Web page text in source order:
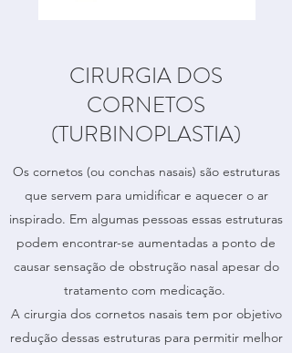
CIRURGIA DOS
CORNETOS
(TURBINOPLASTIA)
Os cornetos (ou conchas nasais) são estruturas
que servem para umidificar e aquecer o ar
inspirado. Em algumas pessoas essas estruturas
podem encontrar-se aumentadas a ponto de
causar sensação de obstrução nasal apesar do
tratamento com medicação.
A cirurgia dos cornetos nasais tem por objetivo
redução dessas estruturas para permitir melhor